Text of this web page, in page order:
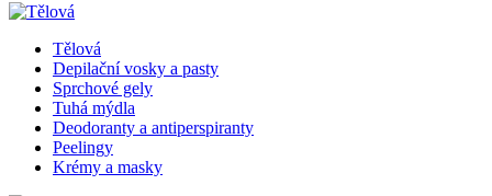
Tělová
Depilační vosky a pasty
Sprchové gely
Tuhá mýdla
Deodoranty a antiperspiranty
Peelingy
Krémy a masky